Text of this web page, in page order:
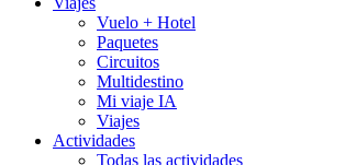
Vuelo + Hotel
Paquetes
Circuitos
Multidestino
Mi viaje IA
Viajes
Actividades
Todas las actividades